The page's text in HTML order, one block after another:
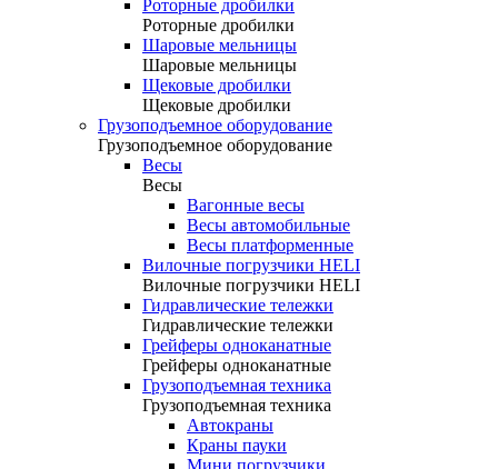
Роторные дробилки
Роторные дробилки
Шаровые мельницы
Шаровые мельницы
Щековые дробилки
Щековые дробилки
Грузоподъемное оборудование
Грузоподъемное оборудование
Весы
Весы
Вагонные весы
Весы автомобильные
Весы платформенные
Вилочные погрузчики HELI
Вилочные погрузчики HELI
Гидравлические тележки
Гидравлические тележки
Грейферы одноканатные
Грейферы одноканатные
Грузоподъемная техника
Грузоподъемная техника
Автокраны
Краны пауки
Мини погрузчики